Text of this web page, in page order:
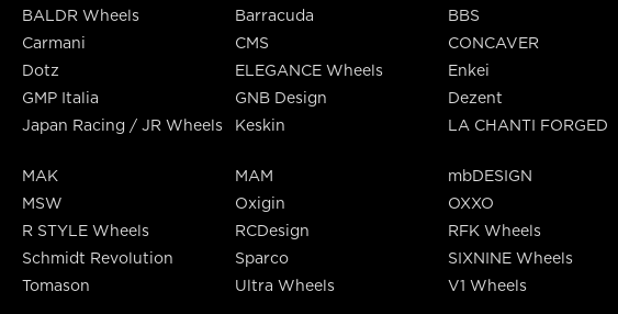
BALDR Wheels
Barracuda BBS
Carmani
CMS CONCAVER
Dotz
ELEGANCE Wheels Enkei
GMP Italia
GNB Design Dezent
Japan Racing / JR Wheels
Keskin LA CHANTI FORGED
MAK MAM mbDESIGN
MSW
Oxigin OXXO
R STYLE Wheels
RCDesign RFK Wheels
Schmidt Revolution
Sparco SIXNINE Wheels
Tomason
Ultra Wheels V1 Wheels